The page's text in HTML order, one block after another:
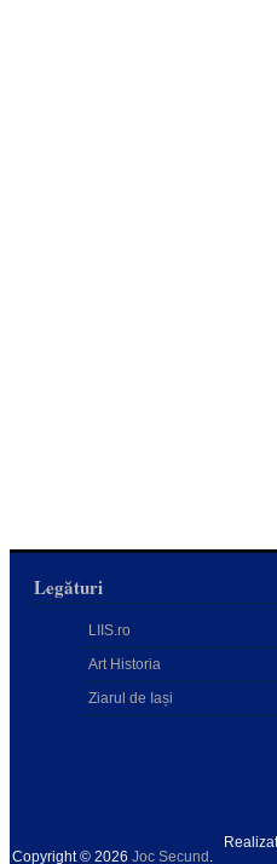
Legături
LIIS.ro
Art Historia
Ziarul de Iași
Copyright © 2026 Joc Secund .